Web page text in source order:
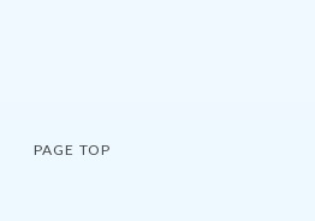
PAGE TOP